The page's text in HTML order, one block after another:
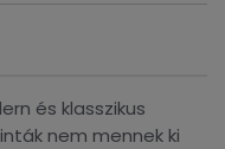
és klasszikus
nem mennek ki